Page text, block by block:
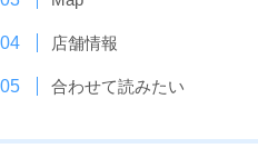
店舗情報
合わせて読みたい